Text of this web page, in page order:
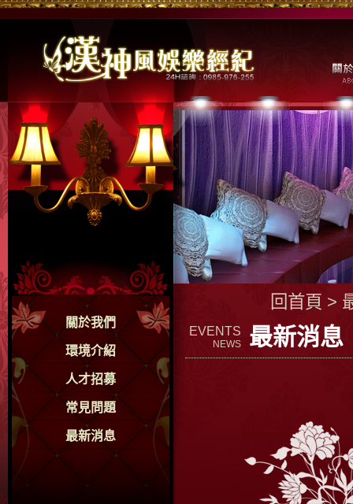
關於我們
環境介紹
人才招募
常見問題
最新消息
回首頁 >
EVENTS
NEWS 最新消息